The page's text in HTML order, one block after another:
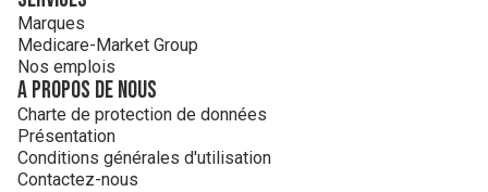
Marques
Medicare-Market Group
Nos emplois
A propos de nous
Charte de protection de données
Présentation
Conditions générales d'utilisation
Contactez-nous